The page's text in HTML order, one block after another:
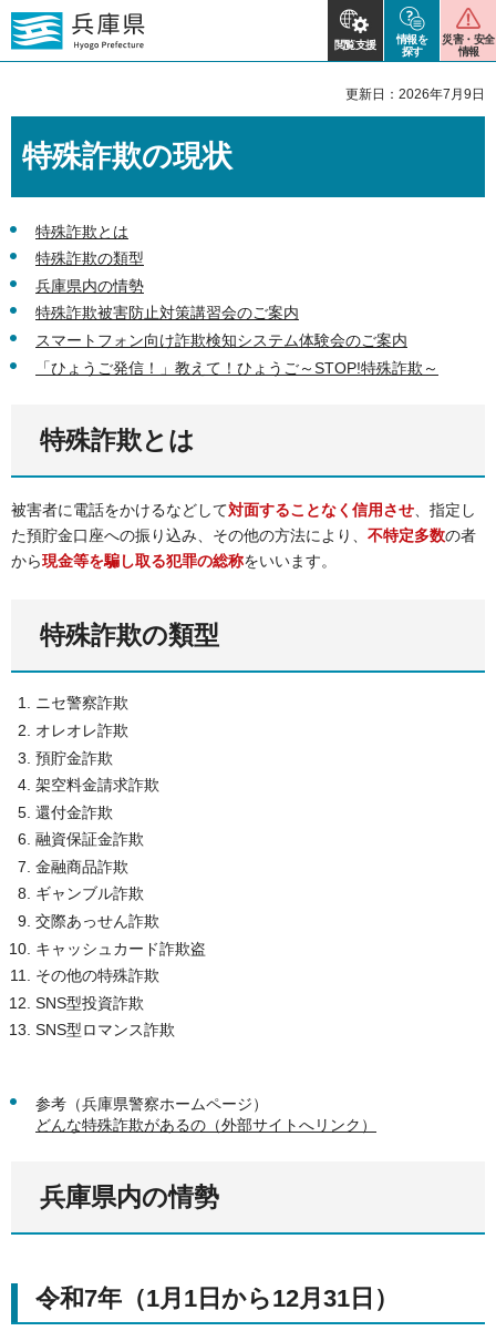
閲覧支援
情報を
探す
災害・安全
情報
更新日：2026年7月9日
特殊詐欺の現状
特殊詐欺とは
特殊詐欺の類型
兵庫県内の情勢
特殊詐欺被害防止対策講習会のご案内
スマートフォン向け詐欺検知システム体験会のご案内
「ひょうご発信！」教えて！ひょうご～STOP!特殊詐欺～
特殊詐欺とは
被害者に電話をかけるなどして対面することなく信用させ 、指定し
た預貯金口座への振り込み、その他の方法により、 不特定多数の者
から現金等を騙し取る犯罪の総称をいいます。
特殊詐欺の類型
ニセ警察詐欺
オレオレ詐欺
預貯金詐欺
架空料金請求詐欺
還付金詐欺
融資保証金詐欺
金融商品詐欺
ギャンブル詐欺
交際あっせん詐欺
キャッシュカード詐欺盗
その他の特殊詐欺
SNS型投資詐欺
SNS型ロマンス詐欺
参考（兵庫県警察ホームページ）
どんな特殊詐欺があるの（外部サイトへリンク）
兵庫県内の情勢
令和7年（1月1日から12月31日）